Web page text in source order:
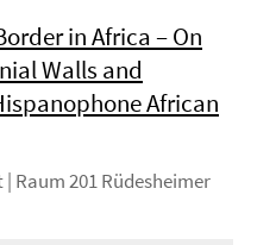
in Africa – On
Walls and
African
Raum 201 Rüdesheimer